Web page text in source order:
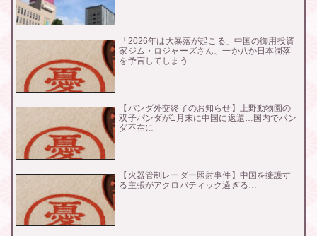
「2026年は大暴落が起こる」中国の御用投資
家ジム・ロジャーズさん、一か八か日本凋落
を予言してしまう
【パンダ外交終了のお知らせ】上野動物園の
双子パンダが1月末に中国に返還…国内でパン
ダ不在に
【火器管制レーダー照射事件】中国を擁護す
る主張がアクロバティック過ぎる…